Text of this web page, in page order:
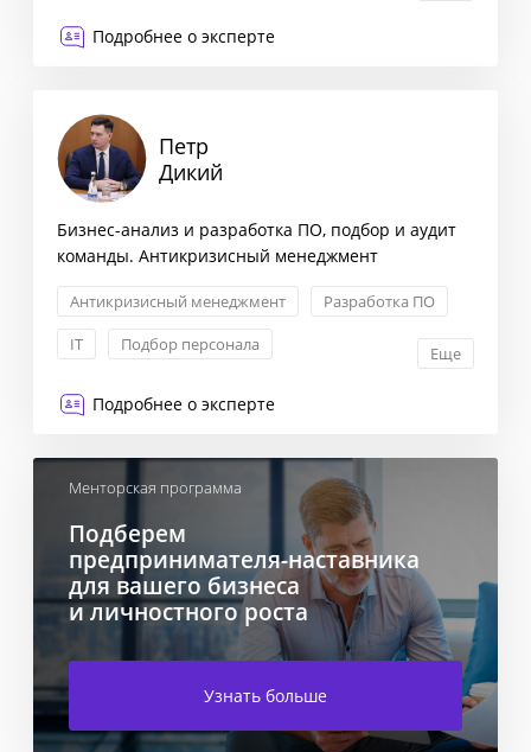
Подробнее о эксперте
Петр
Дикий
Бизнес-анализ и разработка ПО, подбор и аудит
команды. Антикризисный менеджмент
Антикризисный менеджмент
Разработка ПО
IT
Подбор персонала Еще
Подробнее о эксперте
Менторская программа
Подберем
предпринимателя-наставника
для вашего бизнеса
и личностного роста
Узнать больше